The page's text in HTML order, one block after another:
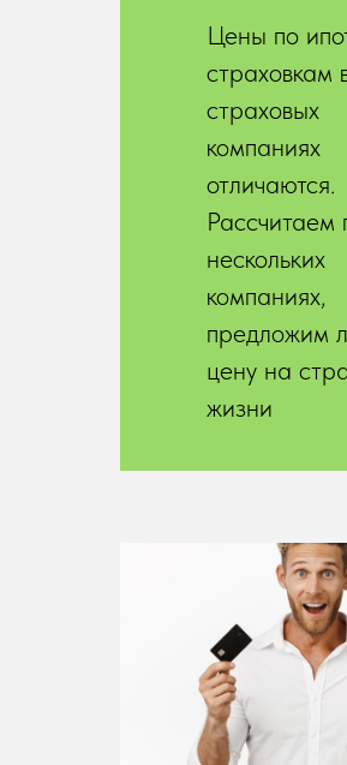
Цены по
страховкам
страховых
компаниях
отличаются.
Рассчитаем
нескольких
компаниях,
предложим
цену на
жизни